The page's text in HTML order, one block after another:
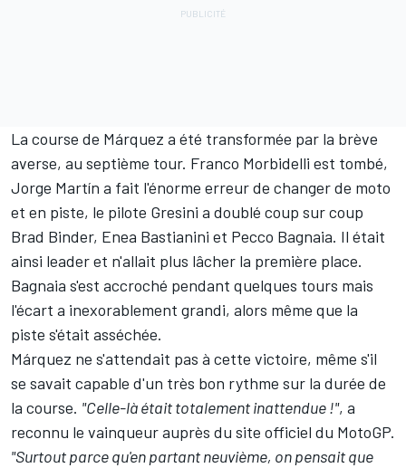
La course de Márquez a été transformée par la brève
averse, au septième tour. Franco Morbidelli est tombé,
Jorge Martín a fait l'énorme erreur de changer de moto
et en piste, le pilote Gresini a doublé coup sur coup
Brad Binder, Enea Bastianini et Pecco Bagnaia. Il était
ainsi leader et n'allait plus lâcher la première place.
Bagnaia s'est accroché pendant quelques tours mais
l'écart a inexorablement grandi, alors même que la
piste s'était asséchée.
Márquez ne s'attendait pas à cette victoire, même s'il
se savait capable d'un très bon rythme sur la durée de
la course. "Celle-là était totalement inattendue !", a
reconnu le vainqueur auprès du site officiel du MotoGP.
"Surtout parce qu'en partant neuvième, on pensait que